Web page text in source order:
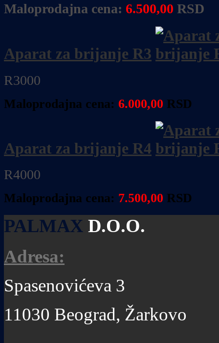
Maloprodajna cena: 6.500,00 RSD
Aparat za brijanje R3
R3000
Maloprodajna cena: 6.000,00 RSD
Aparat za brijanje R4
R4000
Maloprodajna cena: 7.500,00 RSD
PALMAX D.O.O.
Adresa:
Spasenovićeva 3
11030 Beograd, Žarkovo